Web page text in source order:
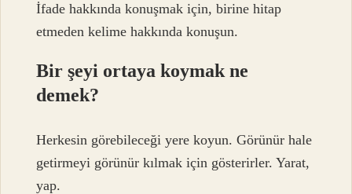
İfade hakkında konuşmak için, birine hitap
etmeden kelime hakkında konuşun.
Bir şeyi ortaya koymak ne
demek?
Herkesin görebileceği yere koyun. Görünür hale
getirmeyi görünür kılmak için gösterirler. Yarat,
yap.